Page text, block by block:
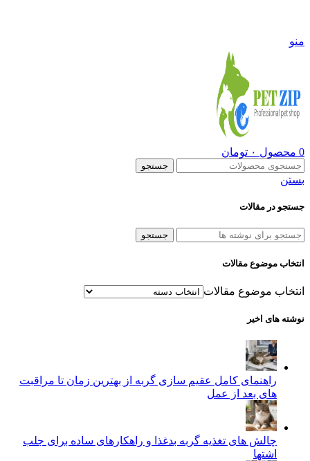
منو
0 محصول ۰ تومان
جستجو
بستن
جستجو در مقالات
جستجو
انتخاب موضوع مقالات
انتخاب موضوع مقالات
نوشته های اخیر
راهنمای کامل عقیم سازی گربه از بهترین زمان تا مراقبت‌
های بعد از عمل
چالش‌ های تغذیه گربه بدغذا و راهکارهای ساده برای جلب
اشتها